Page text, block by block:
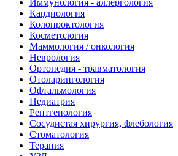
Иммунология - аллергология
Кардиология
Колопроктология
Косметология
Маммология / онкология
Неврология
Ортопедия - травматология
Отоларингология
Офтальмология
Педиатрия
Рентгенология
Сосудистая хирургия, флебология
Стоматология
Терапия